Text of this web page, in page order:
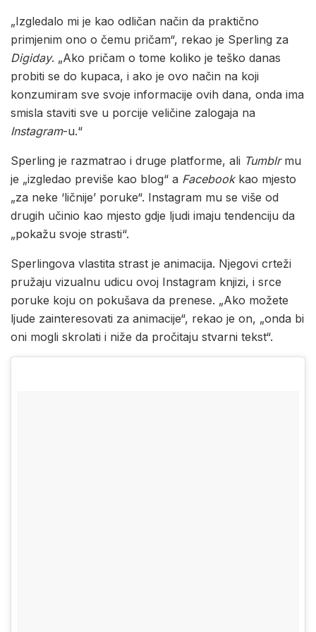
„Izgledalo mi je kao odličan način da praktično
primjenim ono o čemu pričam“, rekao je Sperling za
Digiday. „Ako pričam o tome koliko je teško danas
probiti se do kupaca, i ako je ovo način na koji
konzumiram sve svoje informacije ovih dana, onda ima
smisla staviti sve u porcije veličine zalogaja na
Instagram-u.“
Sperling je razmatrao i druge platforme, ali Tumblrmu
je „izgledao previše kao blog“ a Facebookkao mjesto
„za neke ‘ličnije’ poruke“. Instagram mu se više od
drugih učinio kao mjesto gdje ljudi imaju tendenciju da
„pokažu svoje strasti“.
Sperlingova vlastita strast je animacija. Njegovi crteži
pružaju vizualnu udicu ovoj Instagram knjizi, i srce
poruke koju on pokušava da prenese. „Ako možete
ljude zainteresovati za animacije“, rekao je on, „onda bi
oni mogli skrolati i niže da pročitaju stvarni tekst“.